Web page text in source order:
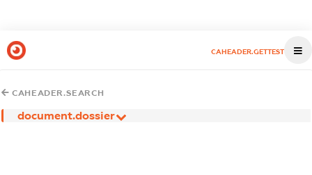
CAHEADER.GETTEST
CAHEADER.SEARCH
document.dossier